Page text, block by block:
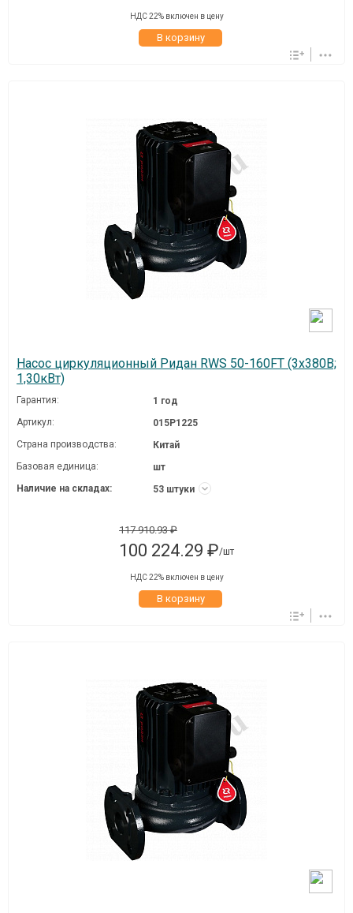
НДС 22% включен в цену
В корзину
Насос циркуляционный Ридан RWS 50-160FT (3х380В;
1,30кВт)
Гарантия:
1 год
Артикул:
015P1225
Страна производства:
Китай
Базовая единица:
шт
Наличие на складах:
53 штуки
117 910.93 ₽
100 224.29 ₽/шт
НДС 22% включен в цену
В корзину